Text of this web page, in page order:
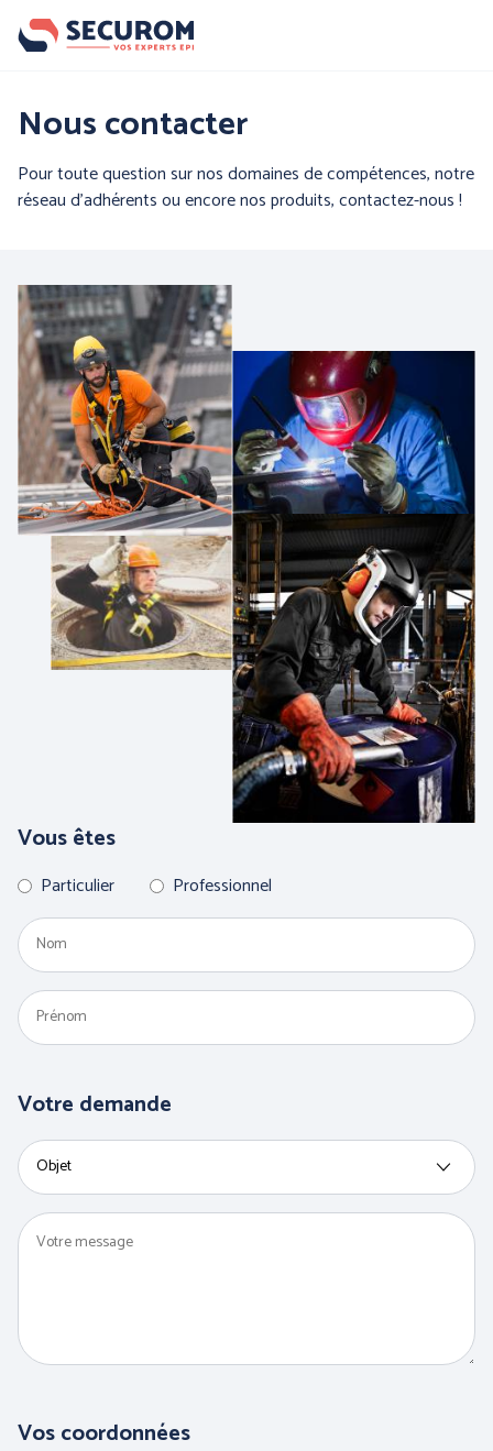
Aller
Par famille :
PROTECTION DE LA
TETE
PROTECTION DES MAINS
PROTECTION DU CORPS
- TECHNIQUE -
PROTECTION DU CORPS
- THERMIQUE et
INTEMPÉRIES
PROTECTION DES PIEDS
Nous contacter
Pour toute question sur nos domaines de compétences, notre
réseau d'adhérents ou encore nos produits, contactez-nous !
Vous êtes
Particulier Professionnel
Votre demande
Vos coordonnées